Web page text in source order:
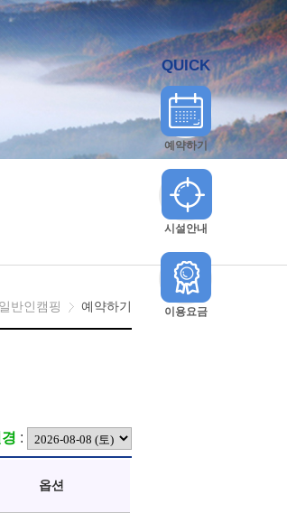
일반인캠핑 예약하기
:
옵션
QUICK
예약하기
시설안내
이용요금